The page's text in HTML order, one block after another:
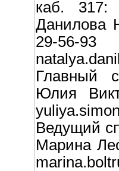
каб. 317:
Данилова
29-56-93
Главный
Юлия
Ведущий
Марина